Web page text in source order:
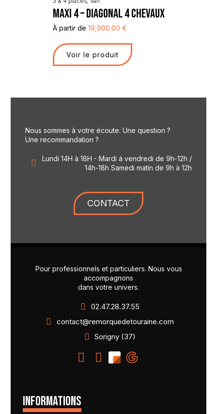
MAXI 4 – DIAGONAL 4 CHEVAUX
À partir de 19,900.00 €
Voir le produit
Nous sommes à votre écoute. Une question ?
Une recommandation ?
Lundi 14H à 18H - Mardi à vendredi de 9h-12h /
14h-18h Samedi matin de 9h à 12h
CONTACT
Pour professionnels et particuliers. Nous vous
accompagnons
dans votre univers.
02.47.28.37.55
contact@remorquedetouraine.com
Sorigny (37)
INFORMATIONS